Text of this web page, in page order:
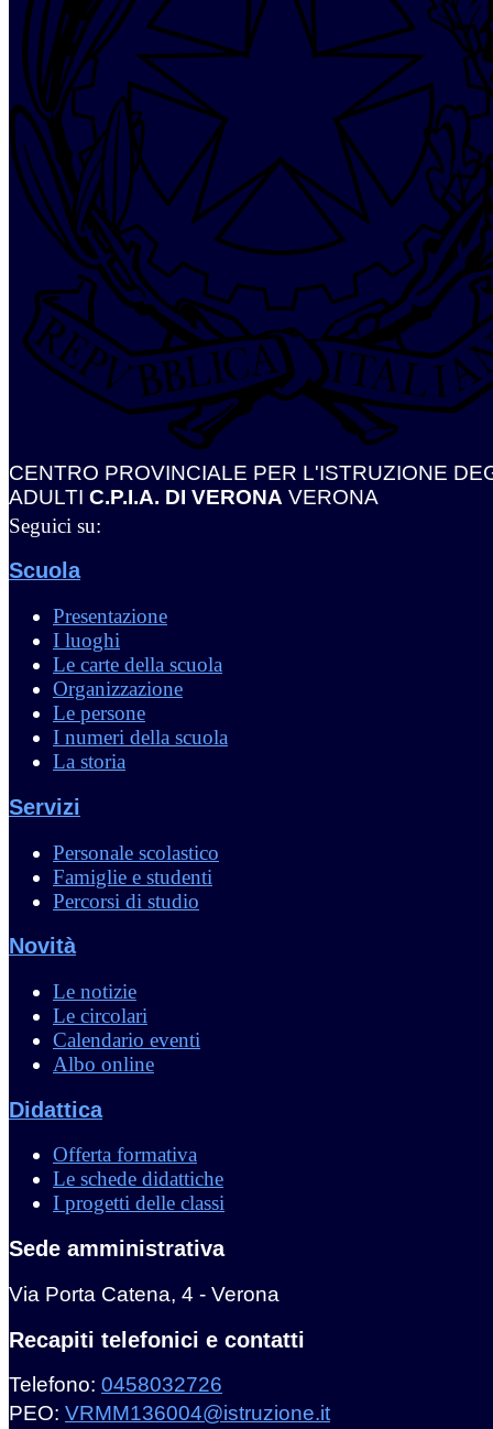
CENTRO PROVINCIALE PER L'ISTRUZIONE
ADULTI C.P.I.A. DI VERONA VERONA
Seguici su:
Scuola
Presentazione
I luoghi
Le carte della scuola
Organizzazione
Le persone
I numeri della scuola
La storia
Servizi
Personale scolastico
Famiglie e studenti
Percorsi di studio
Novità
Le notizie
Le circolari
Calendario eventi
Albo online
Didattica
Offerta formativa
Le schede didattiche
I progetti delle classi
Sede amministrativa
Via Porta Catena, 4 - Verona
Recapiti telefonici e contatti
Telefono: 0458032726
PEO: VRMM136004@istruzione.it